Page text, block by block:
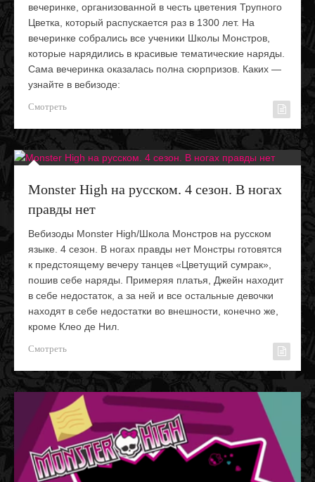
вечеринке, организованной в честь цветения Трупного
Цветка, который распускается раз в 1300 лет. На
вечеринке собрались все ученики Школы Монстров,
которые нарядились в красивые тематические наряды.
Сама вечеринка оказалась полна сюрпризов. Каких —
узнайте в вебизоде:
Смотреть
Monster High на русском. 4 сезон. В ногах
правды нет
Вебизоды Monster High/Школа Монстров на русском
языке. 4 сезон. В ногах правды нет Монстры готовятся
к предстоящему вечеру танцев «Цветущий сумрак»,
пошив себе наряды. Примеряя платья, Джейн находит
в себе недостаток, а за ней и все остальные девочки
находят в себе недостатки во внешности, конечно же,
кроме Клео де Нил.
Смотреть